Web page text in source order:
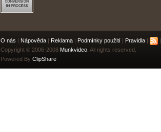
O nás | Nápověda | Reklama | Podmínky použití | Pravidla |
Copyright © 2006-2008 Munkvideo . All rights reserved.
Powered By ClipShare